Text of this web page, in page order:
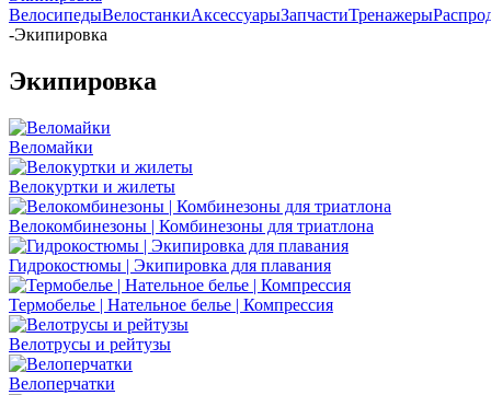
ВелосипедыВелостанкиАксессуарыЗапчастиТренажеры
-Экипировка
Экипировка
Веломайки
Велокуртки и жилеты
Велокомбинезоны | Комбинезоны для триатлона
Гидрокостюмы | Экипировка для плавания
Термобелье | Нательное белье | Компрессия
Велотрусы и рейтузы
Велоперчатки